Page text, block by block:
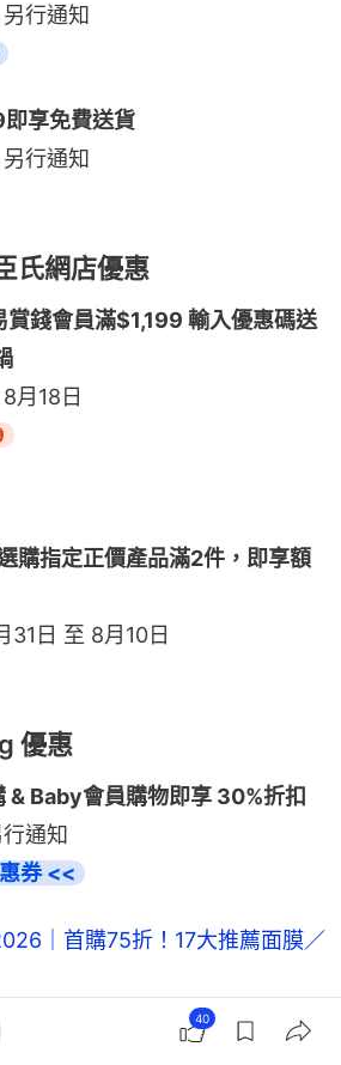
行通知
享免費送貨
行通知
氏網店優惠
錢會員滿$1,199 輸入優惠碼送
月18日
購指定正價產品滿2件，即享額
日 至 8月10日
優惠
& Baby會員購物即享 30%折扣
通知
券 <<
｜首購75折！17大推薦面膜／
40